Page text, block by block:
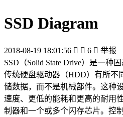
SSD Diagram
2018-08-19 18:01:56   6  举报
SSD（Solid State Drive）是一种
传统硬盘驱动器（HDD）有所不
储数据，而不是机械部件。这种
速度、更低的能耗和更高的耐用性。 SSD的构造包括一
制器和一个或多个闪存芯片。控